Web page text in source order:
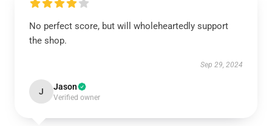
No perfect score, but will wholeheartedly support
the shop.
Sep 29, 2024
J Jason
Verified owner